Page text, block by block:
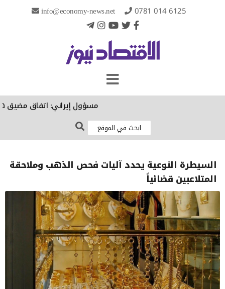
info@economy-news.net 0781 014 6125
مسؤول إيراني: اتفاق مضيق
السيطرة النوعية يحدد آليات فحص الذهب وملاحقة
المتلاعبين قضائياً